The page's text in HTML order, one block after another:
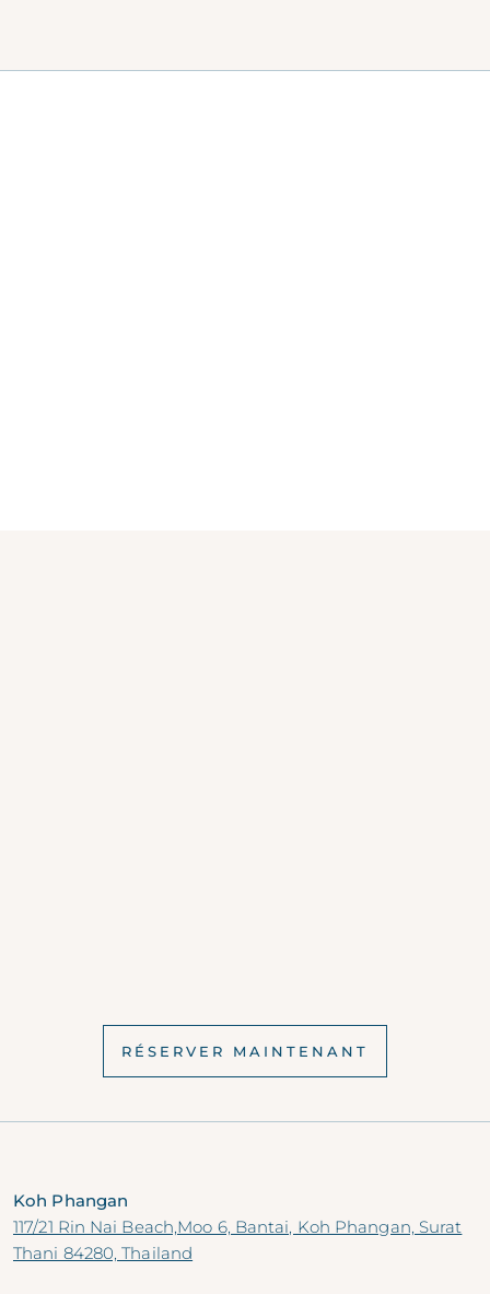
allant jusqu'à
RÉSERVER MAINTENANT
Koh Phangan
117/21 Rin Nai Beach,Moo 6, Bantai, Koh Phangan, Surat
Thani 84280, Thailand